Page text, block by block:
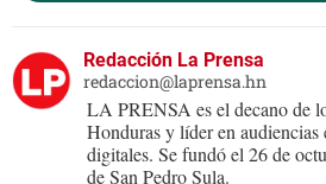
Redacción La Prensa
redaccion@laprensa.hn
LA PRENSA es el decano de
Honduras y líder en audiencias
digitales. Se fundó el 26 de
de San Pedro Sula.